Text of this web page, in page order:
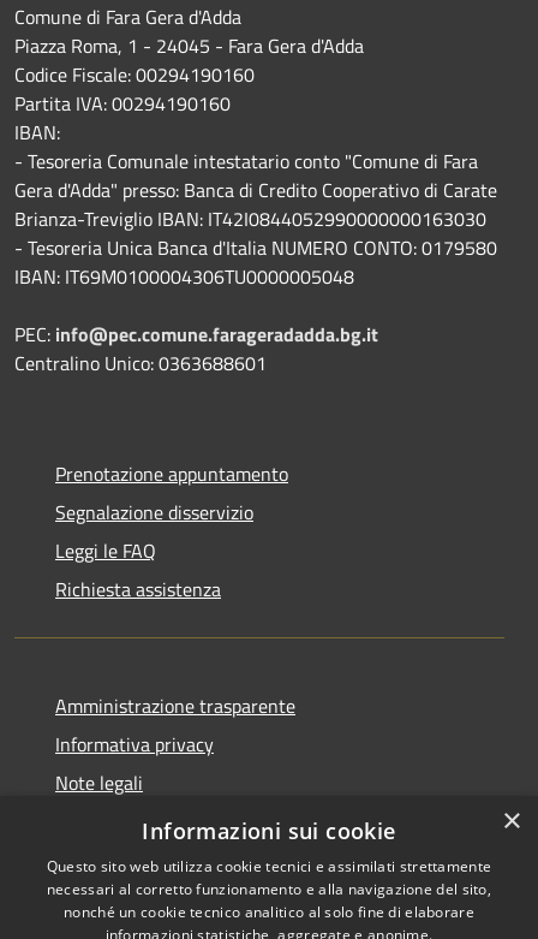
Comune di Fara Gera d'Adda
Piazza Roma, 1 - 24045 - Fara Gera d'Adda
Codice Fiscale: 00294190160
Partita IVA: 00294190160
IBAN:
- Tesoreria Comunale intestatario conto "Comune di Fara
Gera d'Adda" presso: Banca di Credito Cooperativo di Carate
Brianza-Treviglio IBAN: IT42I0844052990000000163030
- Tesoreria Unica Banca d'Italia NUMERO CONTO: 0179580
IBAN: IT69M0100004306TU0000005048
PEC: info@pec.comune.farageradadda.bg.it
Centralino Unico: 0363688601
Prenotazione appuntamento
Segnalazione disservizio
Leggi le FAQ
Richiesta assistenza
Amministrazione trasparente
Informativa privacy
Note legali
Dichiarazione di accessibilità
×
Informazioni sui cookie
Questo sito web utilizza cookie tecnici e assimilati strettamente
necessari al corretto funzionamento e alla navigazione del sito,
nonché un cookie tecnico analitico al solo fine di elaborare
informazioni statistiche, aggregate e anonime.